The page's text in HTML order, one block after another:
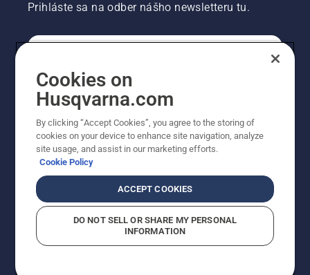
Prihláste sa na odber nášho newsletteru tu.
PROFESIONÁLNE
Cookies on
Husqvarna.com
By clicking “Accept Cookies”, you agree to the storing of
cookies on your device to enhance site navigation, analyze
site usage, and assist in our marketing efforts.
Cookie Policy
ACCEPT COOKIES
DO NOT SELL OR SHARE MY PERSONAL
INFORMATION